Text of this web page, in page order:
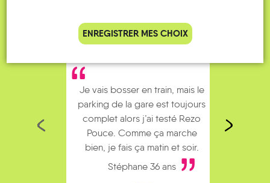
Je vais bosser en train, mais le
parking de la gare est toujours
complet alors j’ai testé Rezo
Pouce. Comme ça marche
bien, je fais ça matin et soir.
Stéphane 36 ans
ENREGISTRER MES CHOIX